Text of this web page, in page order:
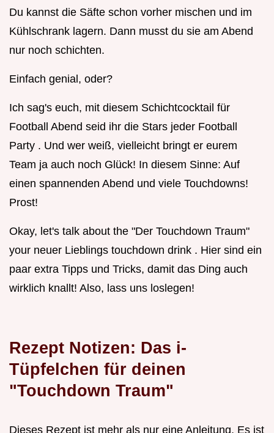
Du kannst die Säfte schon vorher mischen und im
Kühlschrank lagern. Dann musst du sie am Abend
nur noch schichten.
Einfach genial, oder?
Ich sag's euch, mit diesem Schichtcocktail für
Football Abend seid ihr die Stars jeder Football
Party . Und wer weiß, vielleicht bringt er eurem
Team ja auch noch Glück! In diesem Sinne: Auf
einen spannenden Abend und viele Touchdowns!
Prost!
Okay, let's talk about the "Der Touchdown Traum"
your neuer Lieblings touchdown drink . Hier sind ein
paar extra Tipps und Tricks, damit das Ding auch
wirklich knallt! Also, lass uns loslegen!
Rezept Notizen: Das i-
Tüpfelchen für deinen
"Touchdown Traum"
Dieses Rezept ist mehr als nur eine Anleitung. Es ist